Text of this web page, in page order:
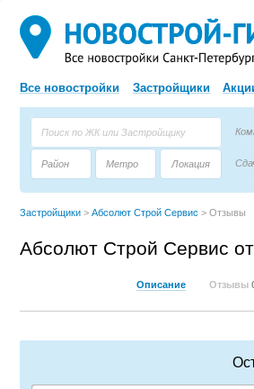
Все новостройки Застройщики
Район Метро Локация
Застройщики > Абсолют Строй Сервис > Отзывы
Абсолют Строй Сервис
Описание Отзывы